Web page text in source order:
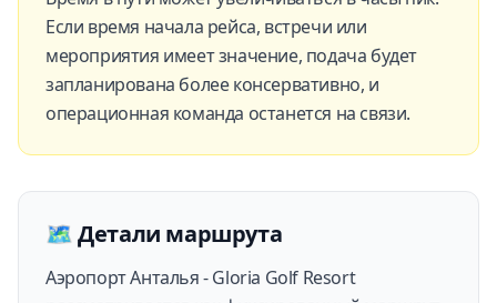
Если время начала рейса, встречи или
мероприятия имеет значение, подача будет
запланирована более консервативно, и
операционная команда останется на связи.
🗺️Детали маршрута
Аэропорт Анталья - Gloria Golf Resort